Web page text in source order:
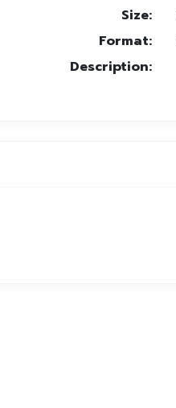
Size:
Format:
Description: